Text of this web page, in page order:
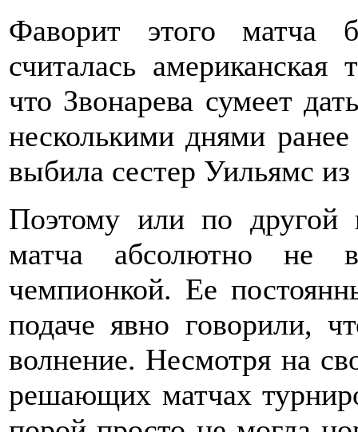
Фаворит этого матча
считалась
что Звонарева сумеет
несколькими днями
выбила сестер Уильямс
Поэтому или по другой
матча абсолютно не
чемпионкой. Ее
подаче явно говорили,
волнение. Несмотря на
решающих матчах